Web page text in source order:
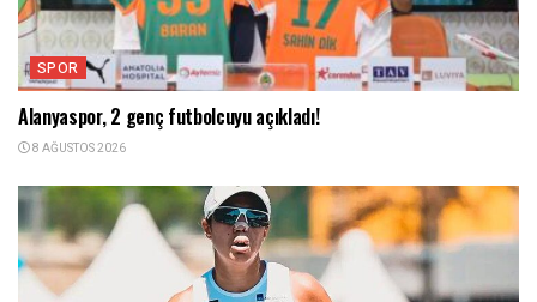
SPOR
Alanyaspor, 2 genç futbolcuyu açıkladı!
8 AĞUSTOS 2026